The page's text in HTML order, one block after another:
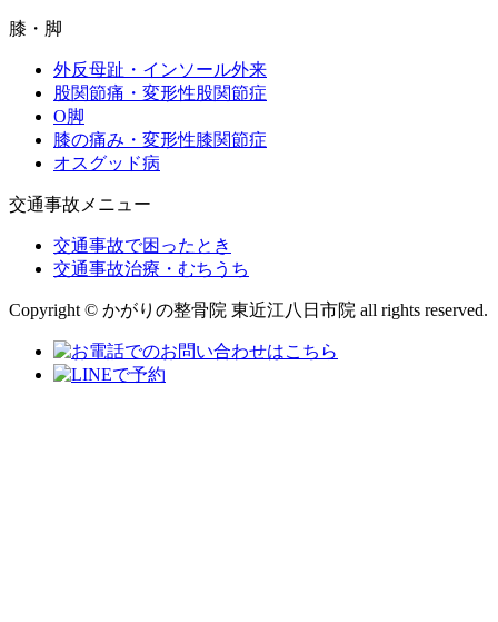
膝・脚
外反母趾・インソール外来
股関節痛・変形性股関節症
O脚
膝の痛み・変形性膝関節症
オスグッド病
交通事故メニュー
交通事故で困ったとき
交通事故治療・むちうち
Copyright © かがりの整骨院 東近江八日市院 all rights reserved.